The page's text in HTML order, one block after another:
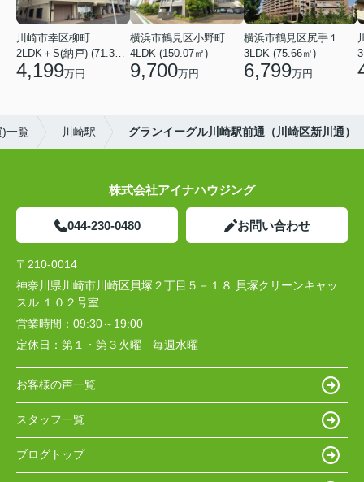
川崎市幸区柳町
4,199万円
横浜市鶴見区小野町
4LDK (150.07㎡)
9,700万円
3LDK (75.66㎡)
6,799万円
)一覧 川崎駅 グランイーグル川崎駅前通（川崎区新川通）
株式会社アイナハウジング
044-230-0480 お問い合わせ
〒210-0014
神奈川県川崎市川崎区貝塚２丁目５－１８ 貝塚クリーンキャッ
スル １０２号室
営業時間： 09:30～19:00
定休日： 第１・第３火曜 毎週水曜
お客様の声一覧
スタッフ一覧
ブログトップ